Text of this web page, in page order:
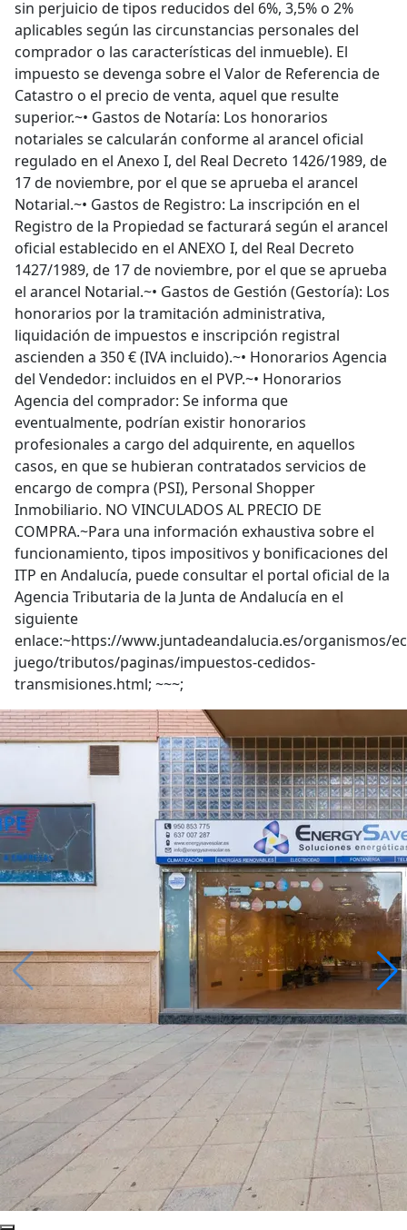
sin perjuicio de tipos reducidos del 6%, 3,5% o 2%
aplicables según las circunstancias personales del
comprador o las características del inmueble). El
impuesto se devenga sobre el Valor de Referencia de
Catastro o el precio de venta, aquel que resulte
superior.~• Gastos de Notaría: Los honorarios
notariales se calcularán conforme al arancel oficial
regulado en el Anexo I, del Real Decreto 1426/1989, de
17 de noviembre, por el que se aprueba el arancel
Notarial.~• Gastos de Registro: La inscripción en el
Registro de la Propiedad se facturará según el arancel
oficial establecido en el ANEXO I, del Real Decreto
1427/1989, de 17 de noviembre, por el que se aprueba
el arancel Notarial.~• Gastos de Gestión (Gestoría): Los
honorarios por la tramitación administrativa,
liquidación de impuestos e inscripción registral
ascienden a 350 € (IVA incluido).~• Honorarios Agencia
del Vendedor: incluidos en el PVP.~• Honorarios
Agencia del comprador: Se informa que
eventualmente, podrían existir honorarios
profesionales a cargo del adquirente, en aquellos
casos, en que se hubieran contratados servicios de
encargo de compra (PSI), Personal Shopper
Inmobiliario. NO VINCULADOS AL PRECIO DE
COMPRA.~Para una información exhaustiva sobre el
funcionamiento, tipos impositivos y bonificaciones del
ITP en Andalucía, puede consultar el portal oficial de la
Agencia Tributaria de la Junta de Andalucía en el
siguiente
enlace:~https://www.juntadeandalucia.es/organismos/
juego/tributos/paginas/impuestos-cedidos-
transmisiones.html; ~~~;